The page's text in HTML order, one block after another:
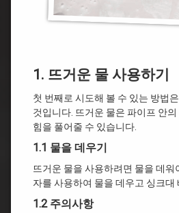
1. 뜨거운 물 사용하기
첫 번째로 시도해 볼 수 있는 방법
것입니다. 뜨거운 물은 파이프 안
힘을 풀어줄 수 있습니다.
1.1 물을 데우기
뜨거운 물을 사용하려면 물을 데워
자를 사용하여 물을 데우고 싱크대
1.2 주의사항